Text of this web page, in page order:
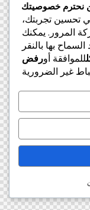
نحترم خصوصيتك
تحسين تجربتك،
المرور. يمكنك
بها بالنقر
للموافقة أورفض